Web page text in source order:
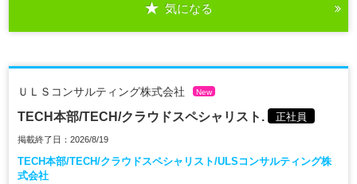
気になる
ＵＬＳコンサルティング株式会社 New
TECH本部/TECH/クラウドスペシャリスト. 正社員
掲載終了日：2026/8/19
TECH本部/TECH/クラウドスペシャリスト/ULSコンサルティング株
式会社